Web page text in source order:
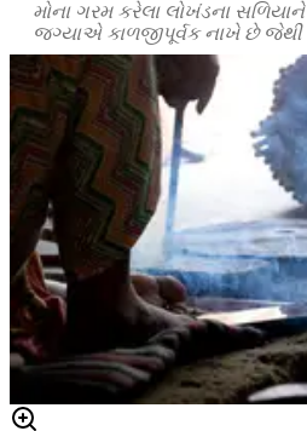
મોના ગરમ કરેલા લોખંડના સળિયાને
જગ્યાએ કાળજીપૂર્વક નાખે છે જેથી